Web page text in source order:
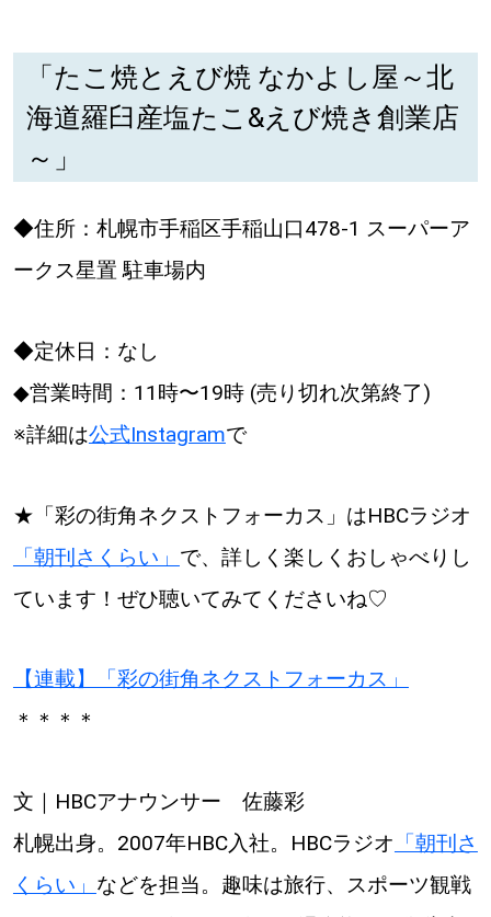
「たこ焼とえび焼 なかよし屋～北
海道羅臼産塩たこ&えび焼き創業店
～」
◆住所：札幌市⼿稲区⼿稲⼭口478-1 スーパーア
ークス星置 駐⾞場内
◆定休日：なし
◆営業時間：11時〜19時 (売り切れ次第終了)
※詳細は公式Instagramで
★「彩の街角ネクストフォーカス」はHBCラジオ
「朝刊さくらい」 で、詳しく楽しくおしゃべりし
ています！ぜひ聴いてみてくださいね♡
【連載】「彩の街角ネクストフォーカス」
＊＊＊＊
文｜HBCアナウンサー 佐藤彩
札幌出身。2007年HBC入社。HBCラジオ 「朝刊さ
くらい」 などを担当。趣味は旅行、スポーツ観戦